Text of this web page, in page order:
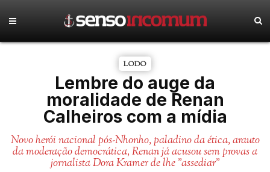
LODO
Lembre do auge da
moralidade de Renan
Calheiros com a mídia
Novo herói nacional pós-Nhonho, paladino da ética, arauto
da moderação democrática, Renan já acusou sem provas a
jornalista Dora Kramer de lhe "assediar"